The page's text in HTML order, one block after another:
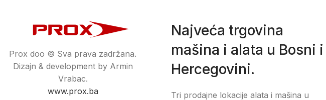
Prox doo © Sva prava zadržana.
Dizajn & development by Armin
Vrabac.
www.prox.ba
Najveća trgovina
mašina i alata u Bosni i
Hercegovini.
Tri prodajne lokacije alata i mašina u